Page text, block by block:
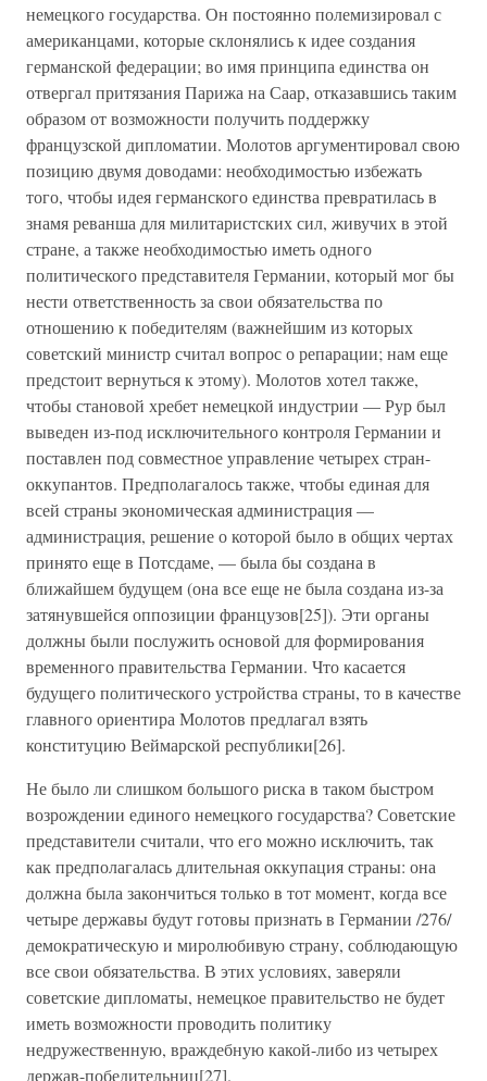
немецкого государства. Он постоянно полемизировал с
американцами, которые склонялись к идее создания
германской федерации; во имя принципа единства он
отвергал притязания Парижа на Саар, отказавшись таким
образом от возможности получить поддержку
французской дипломатии. Молотов аргументировал свою
позицию двумя доводами: необходимостью избежать
того, чтобы идея германского единства превратилась в
знамя реванша для милитаристских сил, живучих в этой
стране, а также необходимостью иметь одного
политического представителя Германии, который мог бы
нести ответственность за свои обязательства по
отношению к победителям (важнейшим из которых
советский министр считал вопрос о репарации; нам еще
предстоит вернуться к этому). Молотов хотел также,
чтобы становой хребет немецкой индустрии — Рур был
выведен из-под исключительного контроля Германии и
поставлен под совместное управление четырех стран-
оккупантов. Предполагалось также, чтобы единая для
всей страны экономическая администрация —
администрация, решение о которой было в общих чертах
принято еще в Потсдаме, — была бы создана в
ближайшем будущем (она все еще не была создана из-за
затянувшейся оппозиции французов[25]). Эти органы
должны были послужить основой для формирования
временного правительства Германии. Что касается
будущего политического устройства страны, то в качестве
главного ориентира Молотов предлагал взять
конституцию Веймарской республики[26].
Не было ли слишком большого риска в таком быстром
возрождении единого немецкого государства? Советские
представители считали, что его можно исключить, так
как предполагалась длительная оккупация страны: она
должна была закончиться только в тот момент, когда все
четыре державы будут готовы признать в Германии /276/
демократическую и миролюбивую страну, соблюдающую
все свои обязательства. В этих условиях, заверяли
советские дипломаты, немецкое правительство не будет
иметь возможности проводить политику
недружественную, враждебную какой-либо из четырех
держав-победительниц[27].